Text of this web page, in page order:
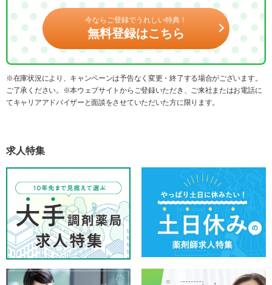
今ならご登録でうれしい特典！
無料登録はこちら
※在庫状況により、キャンペーンは予告なく変更・終了する場合がございます。
ご了承ください。※本ウェブサイトからご登録いただき、ご来社またはお電話に
てキャリアアドバイザーと面談をさせていただいた方に限ります。
求人特集